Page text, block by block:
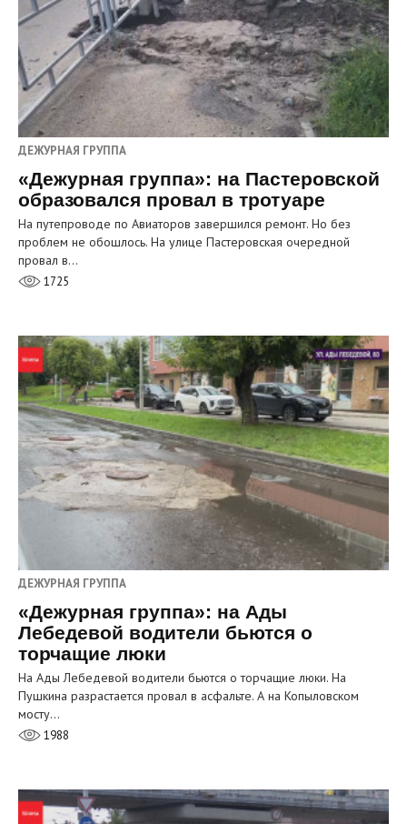
ДЕЖУРНАЯ ГРУППА
«Дежурная группа»: на Пастеровской
образовался провал в тротуаре
На путепроводе по Авиаторов завершился ремонт. Но без
проблем не обошлось. На улице Пастеровская очередной
провал в…
1725
ДЕЖУРНАЯ ГРУППА
«Дежурная группа»: на Ады
Лебедевой водители бьются о
торчащие люки
На Ады Лебедевой водители бьются о торчащие люки. На
Пушкина разрастается провал в асфальте. А на Копыловском
мосту…
1988